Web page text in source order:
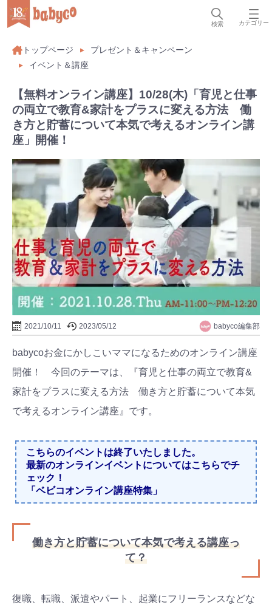
検索 カテゴリー
トップページ
プレゼント＆キャンペーン
イベント＆講座
【無料オンライン講座】10/28(木)「育児と仕事
の両立で教育&家計をプラスに変える方法 働
き方と貯蓄について本気で考えるオンライン講
座」開催！
2021/10/11 2023/05/12 babyco編集部
babycoお金にかしこいママになるためのオンライン講座
開催！ 今回のテーマは、『育児と仕事の両立で教育&
家計をプラスに変える方法 働き方と貯蓄について本気
で考えるオンライン講座』です。
こちらのイベントは終了いたしました。
最新のオンラインイベントについてはこちらでチ
ェック！
「ベビコオンライン講座特集」
働き方と貯蓄について本気で考える講座っ
て？
復職、転職、派遣やパート、起業にフリーランスなどな